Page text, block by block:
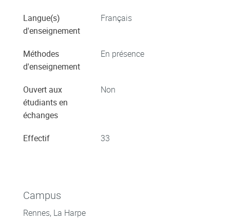
Langue(s)
d'enseignement
Français
Méthodes
d'enseignement
En présence
Ouvert aux
étudiants en
échanges
Non
Effectif 33
Campus
Rennes, La Harpe